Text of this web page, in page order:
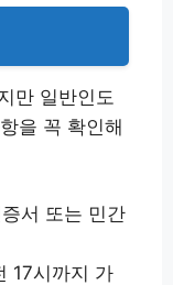
만 일반인도
을 꼭 확인해
서 또는 민간
17시까지 가